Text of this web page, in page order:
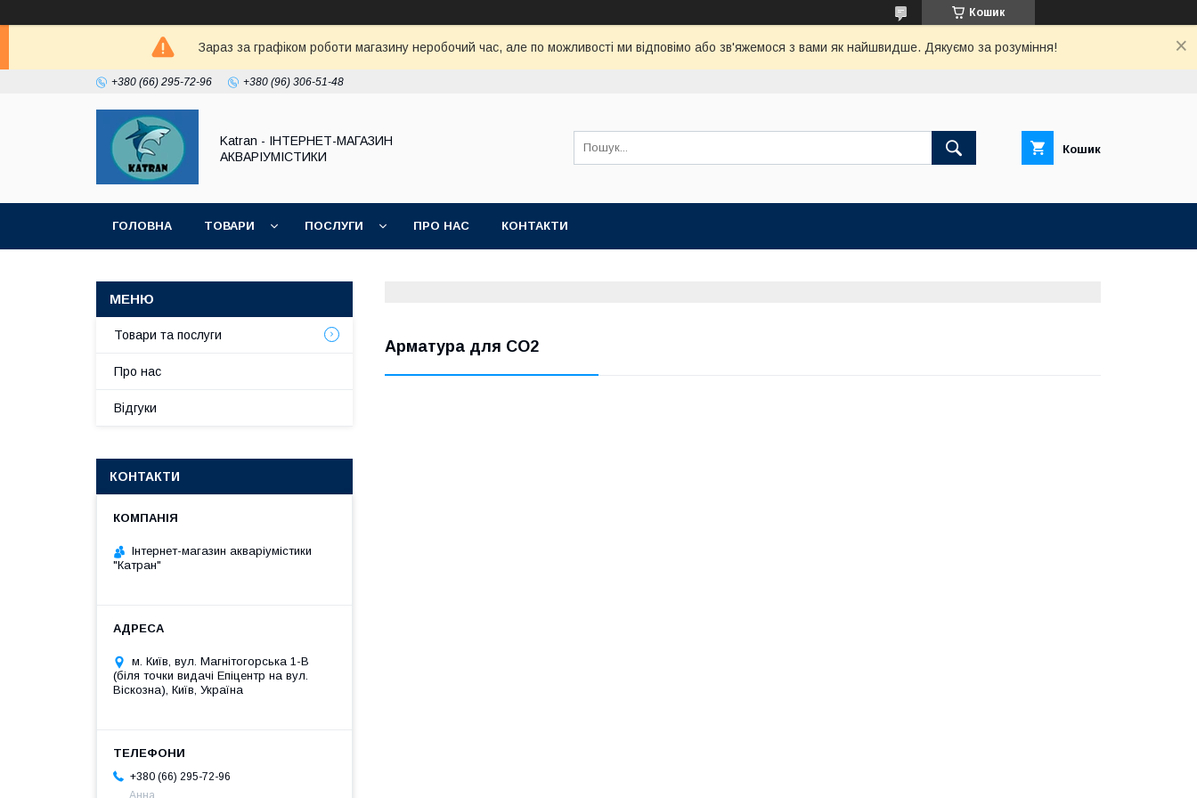
Кошик
Зараз за графіком роботи магазину неробочий час, але по можливості ми відповімо або зв'яжемося з вами як найшвидше. Дякуємо за розуміння!
+380 (66) 295-72-96 +380 (96) 306-51-48
Katran - ІНТЕРНЕТ-МАГАЗИН
АКВАРІУМІСТИКИ
Кошик
ГОЛОВНА ТОВАРИ ПОСЛУГИ ПРО НАС КОНТАКТИ
Арматура для СО2
Товари та послуги
Про нас
Відгуки
КОНТАКТИ
Інтернет-магазин акваріумістики
"Катран"
м. Київ, вул. Магнітогорська 1-В
(біля точки видачі Епіцентр на вул.
Віскозна), Київ, Україна
+380 (66) 295-72-96